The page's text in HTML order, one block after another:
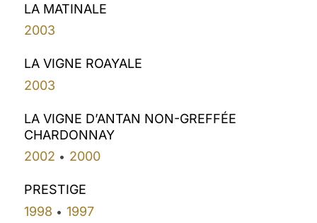
LA MATINALE
2003
LA VIGNE ROAYALE
2003
LA VIGNE D’ANTAN NON-GREFFÉE
CHARDONNAY
2002 • 2000
PRESTIGE
1998 • 1997